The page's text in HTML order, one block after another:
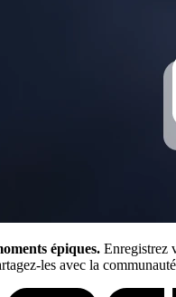
épiques. Enregistrez
les avec la